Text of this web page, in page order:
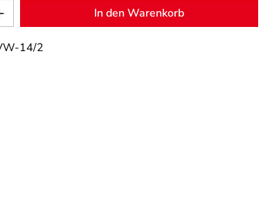
Gib den gewünschten Wert ein
In den Warenkorb
14/2